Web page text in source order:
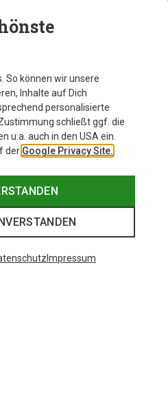
So können wir unsere
Inhalte auf Dich
personalisierte
schließt ggf. die
u.a. auch in den USA ein.
der Google Privacy Site.
Impressum